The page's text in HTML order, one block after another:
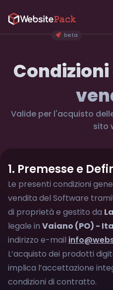
beta
Valide per l'acquisto
sito
1. Premesse e
Le presenti condizioni
vendita del Software
di proprietà e gestito da
legale in Vaiano (PO) -
indirizzo e-mail
L’acquisto dei prodotti
implica l’accettazione
condizioni di contratto.